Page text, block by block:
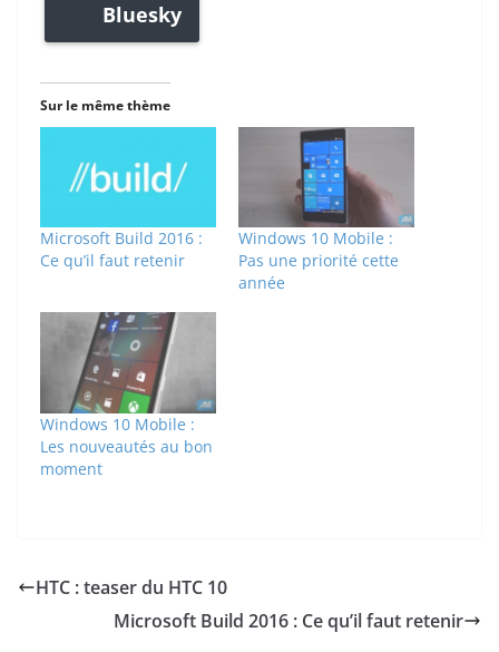
Bluesky
Sur le même thème
Microsoft Build 2016 :
Ce qu’il faut retenir
Windows 10 Mobile :
Pas une priorité cette
année
Windows 10 Mobile :
Les nouveautés au bon
moment
HTC : teaser du HTC 10
Microsoft Build 2016 : Ce qu’il faut retenir